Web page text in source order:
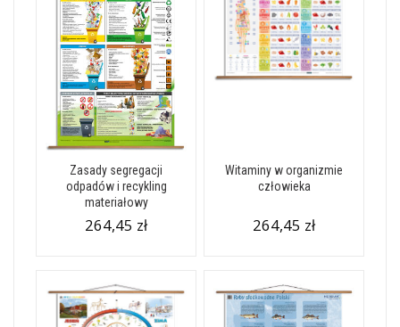
Zasady segregacji
odpadów i recykling
materiałowy
264,45 zł
Witaminy w organizmie
człowieka
264,45 zł